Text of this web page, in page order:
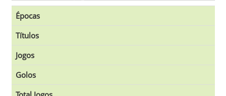
Épocas
Títulos
Jogos
Golos